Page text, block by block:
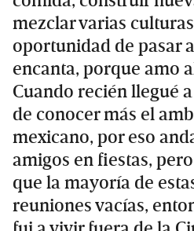
mezclar varias
oportunidad de pasar
encanta, porque amo
Cuando recién llegué
de conocer más el
mexicano, por eso
amigos en fiestas,
que la mayoría de
reuniones vacías,